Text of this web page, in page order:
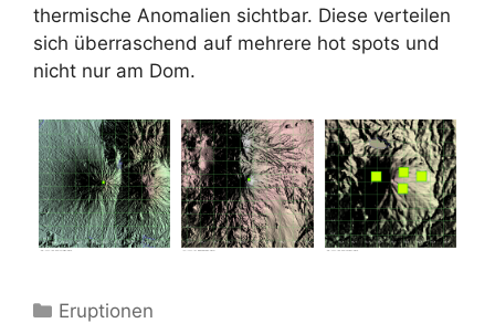
thermische Anomalien sichtbar. Diese verteilen
sich überraschend auf mehrere hot spots und
nicht nur am Dom.
Kategorien
Eruptionen